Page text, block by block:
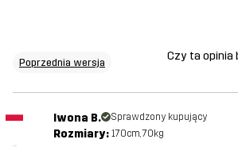
Poprzednia wersja Czy ta opinia
Iwona B. Sprawdzony kupujący
Rozmiary: 170cm, 70kg